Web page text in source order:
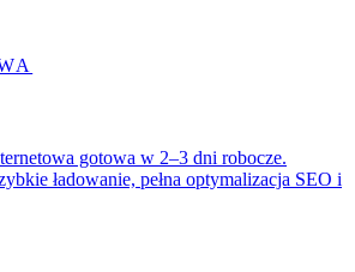
gotowa w 2–3 dni robocze.
ładowanie, pełna optymalizacja SEO i